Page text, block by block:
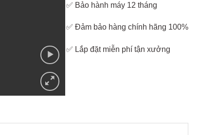
✅ Bảo hành máy 12 tháng
✅ Đảm bảo hàng chính hãng 100%
✅ Lắp đặt miễn phí tận xưởng